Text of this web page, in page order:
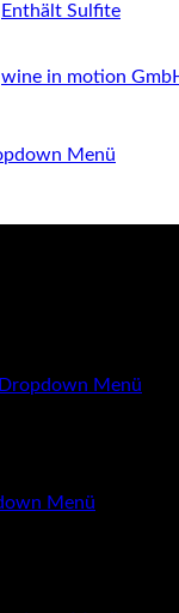
Enthält Sulfite
wine in motion